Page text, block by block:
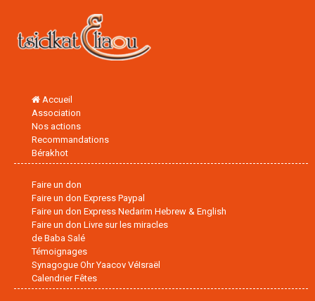
Accueil
Association
Nos actions
Recommandations
Bérakhot
Faire un don
Faire un don Express Paypal
Faire un don Express Nedarim Hebrew & English
Faire un don Livre sur les miracles
de Baba Salé
Témoignages
Synagogue Ohr Yaacov VéIsraël
Calendrier Fêtes